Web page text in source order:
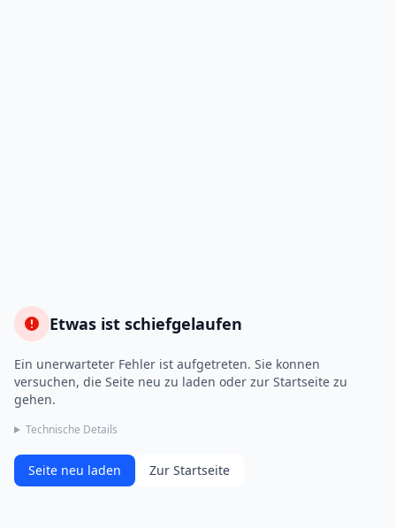
Etwas ist schiefgelaufen
Ein unerwarteter Fehler ist aufgetreten. Sie konnen
versuchen, die Seite neu zu laden oder zur Startseite zu
gehen.
Technische Details
Seite neu laden Zur Startseite